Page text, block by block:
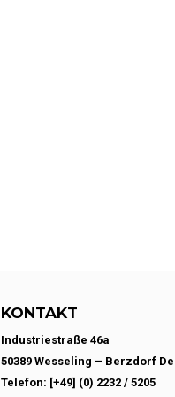
KONTAKT
Industriestraße 46a
50389 Wesseling – Berzdorf
Telefon: [+49] (0) 2232 / 5205